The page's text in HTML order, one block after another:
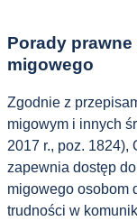
Porady
migowego
Zgodnie z
migowym i innych
2017 r., poz. 1824),
zapewnia dostęp
migowego osobom
trudności w